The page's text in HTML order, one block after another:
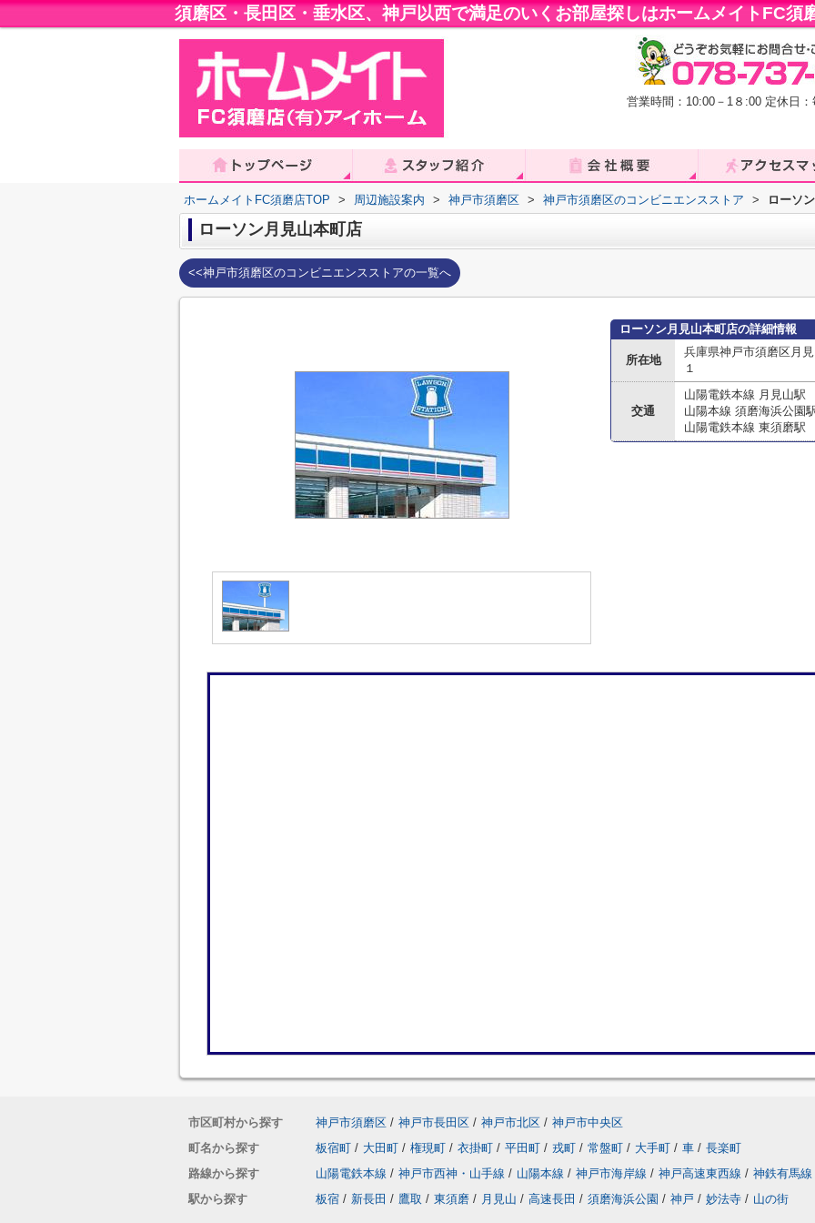
須磨区・長田区・垂水区、神戸以西で満足のいくお部屋探しはホームメイトFC須
営業時間：10:00－1８:00 定休日
ホームメイトFC須磨店TOP > 周辺施設案内 > 神戸市須磨区 > 神戸市須磨区のコンビニエンスストア > ローソ
ローソン月見山本町店
<<神戸市須磨区のコンビニエンスストアの一覧へ
ローソン月見山本町店の詳細情報
所在地
兵庫県神戸市須磨区月
１
交通
山陽電鉄本線 月見山駅
山陽本線 須磨海浜公園
山陽電鉄本線 東須磨駅
市区町村から探す 神戸市須磨区 / 神戸市長田区 / 神戸市北区 / 神戸市中央区
町名から探す
板宿町 / 大田町 / 権現町 / 衣掛町 / 平田町 / 戎町 / 常盤町 / 大手町 / 車 / 長楽町
路線から探す
山陽電鉄本線 / 神戸市西神・山手線 / 山陽本線 / 神戸市海岸線 / 神戸高速東西線 / 神鉄有馬線
駅から探す
板宿 / 新長田 / 鷹取 / 東須磨 / 月見山 / 高速長田 / 須磨海浜公園 / 神戸 / 妙法寺 / 山の街